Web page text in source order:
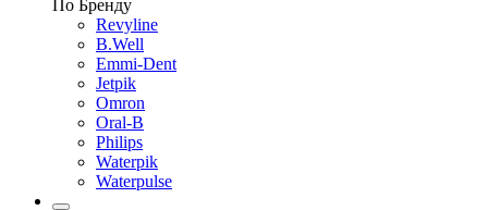
По Бренду
Revyline
B.Well
Emmi-Dent
Jetpik
Omron
Oral-B
Philips
Waterpik
Waterpulse